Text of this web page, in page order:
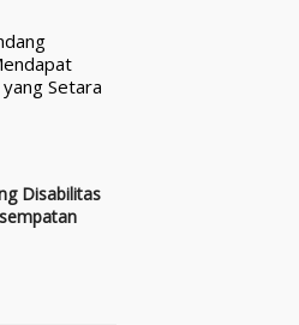
Disabilitas